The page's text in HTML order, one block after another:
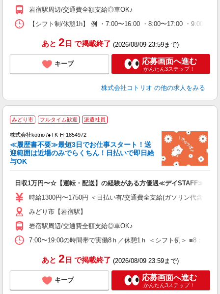
岩宿駅周辺/交通費全額支給◎車OK♪
【シフト制/休憩1h】 例 ・7:00〜16:00 ・8:00〜17:00 ・9:00〜
あと 2 日 で掲載終了 (2026/08/09 23:59まで)
キープ 応募画面へ進む
かんたん3ステップ！
株式会社コトリオ の他の求人をみる
みどり市 フルタイム歓迎 派遣社員
株式会社kotrio /●TK-H-1854972
≪履歴書不要≫最短3日でお仕事スタート！送
迎範囲は近場のみでらくちん！日払いで即日給
与OK
日収1万円〜☆【運転・配送】の経験がある方優遇≪デイSTAFF≫
時給1300円〜1750円 ＜日払い有/交通費全支給(ガソリン代含む)/
みどり市【岩宿駅】
岩宿駅周辺/交通費全額支給◎車OK♪
7:00〜19:00の時間帯で実働8ｈ／休憩1ｈ ＜シフト例＞ ■8：00
あと 2 日 で掲載終了 (2026/08/09 23:59まで)
キープ 応募画面へ進む
かんたん3ステップ！